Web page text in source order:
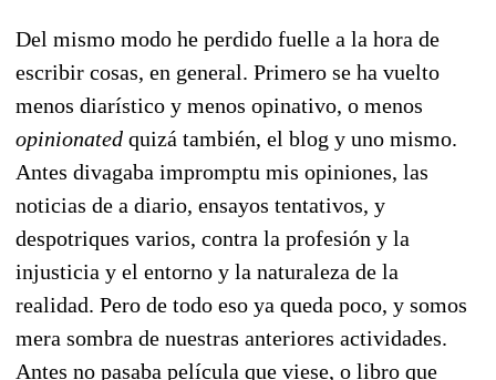
Del mismo modo he perdido fuelle a la hora de
escribir cosas, en general. Primero se ha vuelto
menos diarístico y menos opinativo, o menos
opinionated quizá también, el blog y uno mismo.
Antes divagaba impromptu mis opiniones, las
noticias de a diario, ensayos tentativos, y
despotriques varios, contra la profesión y la
injusticia y el entorno y la naturaleza de la
realidad. Pero de todo eso ya queda poco, y somos
mera sombra de nuestras anteriores actividades.
Antes no pasaba película que viese, o libro que